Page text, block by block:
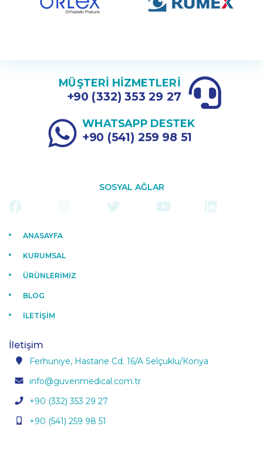
MÜŞTERİ HİZMETLERİ
+90 (332) 353 29 27
WHATSAPP DESTEK
+90 (541) 259 98 51
SOSYAL AĞLAR
ANASAYFA
KURUMSAL
ÜRÜNLERİMİZ
BLOG
İLETİŞİM
İletişim
Ferhuniye, Hastane Cd. 16/A Selçuklu/Konya
info@guvenmedical.com.tr
+90 (332) 353 29 27
+90 (541) 259 98 51